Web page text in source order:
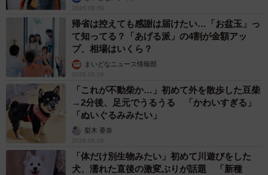
2026.08.09
帰省は控えても感謝は届けたい…「お盆玉」っ
て知ってる？「あげる派」の4割が金額アッ
プ、相場はいくら？
まいどなニュース情報部
2026.08.09
「これが不動柴か…」初めて外を散歩した豆柴
→2分後、足元でうるうる 「かわいすぎる」
「ぬいぐるみみたい」
梨木 香奈
2026.08.09
「体だけ別生物みたい」初めて川遊びをした
犬、濡れた直後の激変ぶりが話題 「新種